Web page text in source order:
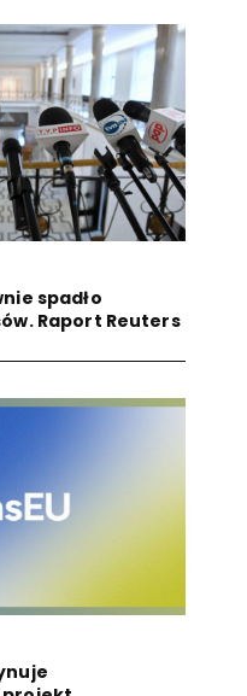
spadło
Raport Reuters